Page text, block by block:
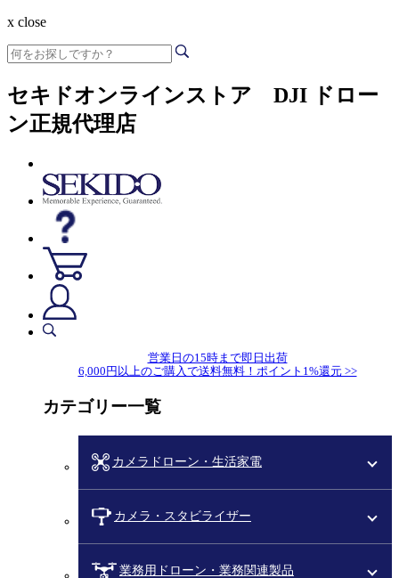
x close
セキドオンラインストア DJI ドロー
ン正規代理店
営業日の15時まで即日出荷
6,000円以上のご購入で送料無料！ポイント1%還元 >>
カテゴリー一覧
カメラドローン・生活家電
カメラ・スタビライザー
業務用ドローン・業務関連製品